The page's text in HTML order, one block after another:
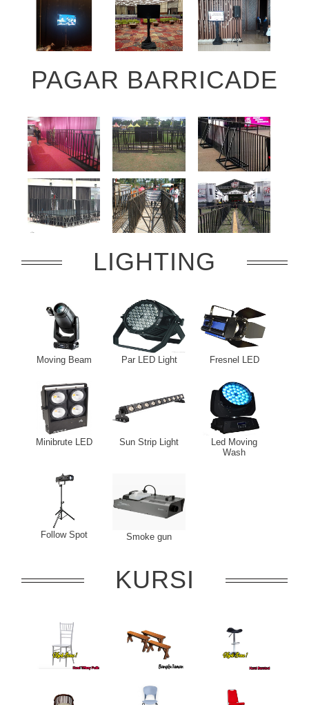
PAGAR BARRICADE
LIGHTING
Moving Beam Par LED Light Fresnel LED
Minibrute LED Sun Strip Light
Led Moving
Wash
Follow Spot Smoke gun
KURSI